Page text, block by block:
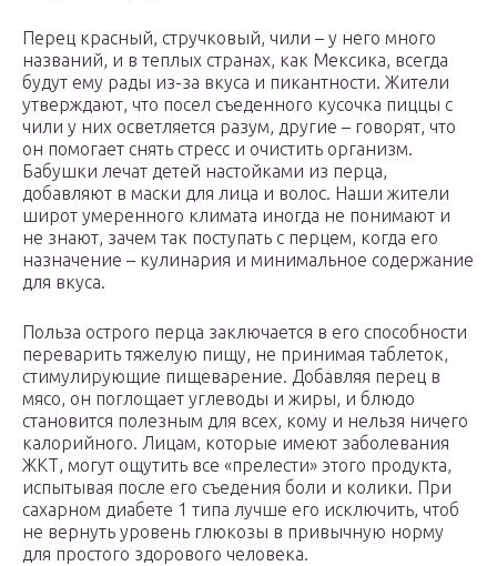
Перец красный, стручковый, чили – у него много
названий, и в теплых странах, как Мексика, всегда
будут ему рады из-за вкуса и пикантности. Жители
утверждают, что посел съеденного кусочка пиццы с
чили у них осветляется разум, другие – говорят, что
он помогает снять стресс и очистить организм.
Бабушки лечат детей настойками из перца,
добавляют в маски для лица и волос. Наши жители
широт умеренного климата иногда не понимают и
не знают, зачем так поступать с перцем, когда его
назначение – кулинария и минимальное содержание
для вкуса.
Польза острого перца заключается в его способности
переварить тяжелую пищу, не принимая таблеток,
стимулирующие пищеварение. Добавляя перец в
мясо, он поглощает углеводы и жиры, и блюдо
становится полезным для всех, кому и нельзя ничего
калорийного. Лицам, которые имеют заболевания
ЖКТ, могут ощутить все «прелести» этого продукта,
испытывая после его съедения боли и колики. При
сахарном диабете 1 типа лучше его исключить, чтоб
не вернуть уровень глюкозы в привычную норму
для простого здорового человека.